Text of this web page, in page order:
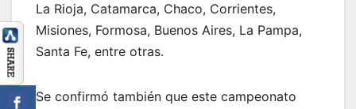
La Rioja, Catamarca, Chaco, Corrientes,
Misiones, Formosa, Buenos Aires, La Pampa,
Santa Fe, entre otras.
Se confirmó también que este campeonato